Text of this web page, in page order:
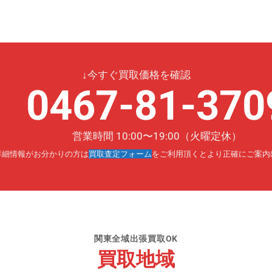
↓今すぐ買取価格を確認
0467-81-
営業時間 10:00〜19:00（火曜定休）
情報がお分かりの方は買取査定フォームをご利用頂くとより正確にご案内
関東全域出張買取OK
買取地域